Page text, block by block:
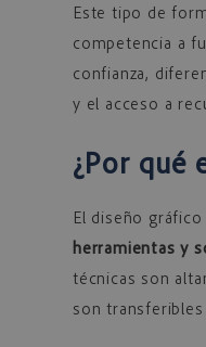
Este tipo de
competencia a
confianza,
y el acceso a
¿Por qué
El diseño
herramientas y
técnicas son
son